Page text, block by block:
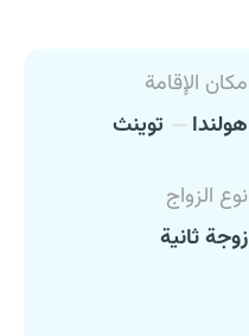
مكان الإقامة
هولندا
توينث
نوع الزواج
زوجة ثانية